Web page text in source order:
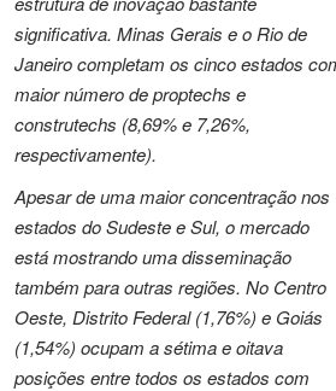
significativa. Minas Gerais e o Rio de
Janeiro completam os cinco estados
maior número de proptechs e
construtechs (8,69% e 7,26%,
respectivamente).
Apesar de uma maior concentração nos
estados do Sudeste e Sul, o mercado
está mostrando uma disseminação
também para outras regiões. No Centro
Oeste, Distrito Federal (1,76%) e Goiás
(1,54%) ocupam a sétima e oitava
posições entre todos os estados com